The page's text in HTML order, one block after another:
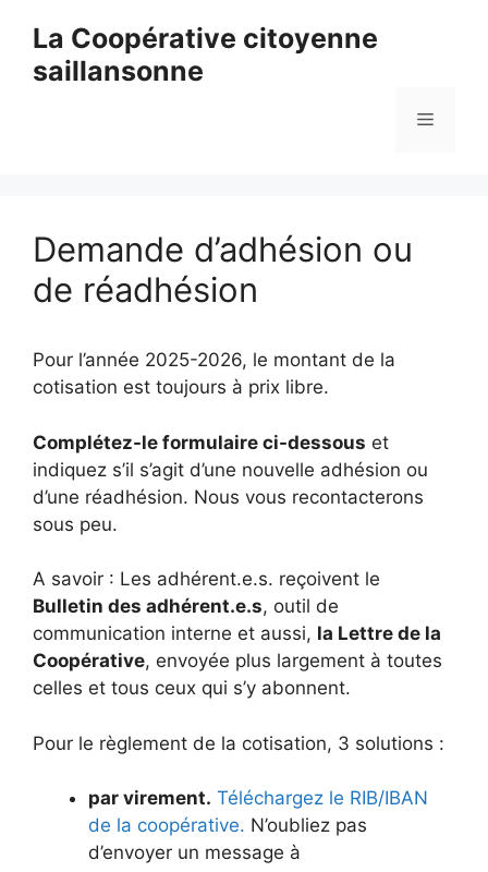
contenu
La Coopérative citoyenne
saillansonne
Menu
Demande d’adhésion ou
de réadhésion
Pour l’année 2025-2026, le montant de la
cotisation est toujours à prix libre.
Complétez-le formulaire ci-dessous et
indiquez s’il s’agit d’une nouvelle adhésion ou
d’une réadhésion. Nous vous recontacterons
sous peu.
A savoir : Les adhérent.e.s. reçoivent le
Bulletin des adhérent.e.s, outil de
communication interne et aussi, la Lettre de la
Coopérative, envoyée plus largement à toutes
celles et tous ceux qui s’y abonnent.
Pour le règlement de la cotisation, 3 solutions :
par virement. Téléchargez le RIB/IBAN
de la coopérative. N’oubliez pas
d’envoyer un message à